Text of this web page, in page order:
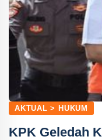
AKTUAL > HUKUM
KPK Geledah